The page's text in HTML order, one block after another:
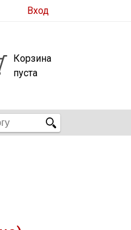
Вход
Корзина
пуста